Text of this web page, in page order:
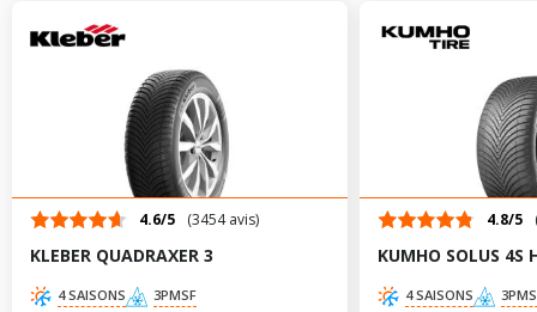
4.6/5 (3454 avis)
KLEBER QUADRAXER 3
4 SAISONS 3PMSF
4.8/5
KUMHO SOLUS 4S
4 SAISONS